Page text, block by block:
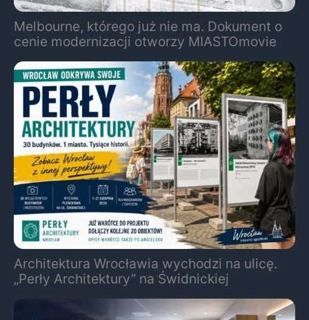
Melbourne, którego już nie ma. Dokument o
cenie modernizacji otworzy MIASTOmovie
Architektura Wrocławia wychodzi na ulicę.
„Perły Architektury” na Świdnickiej